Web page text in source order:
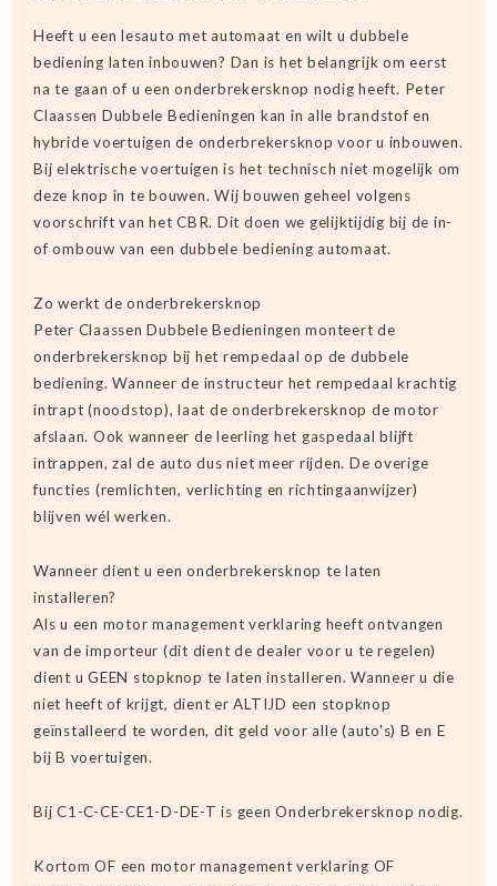
Heeft u een lesauto met automaat en wilt u dubbele
bediening laten inbouwen? Dan is het belangrijk om eerst
na te gaan of u een onderbrekersknop nodig heeft. Peter
Claassen Dubbele Bedieningen kan in alle brandstof en
hybride voertuigen de onderbrekersknop voor u inbouwen.
Bij elektrische voertuigen is het technisch niet mogelijk om
deze knop in te bouwen. Wij bouwen geheel volgens
voorschrift van het CBR. Dit doen we gelijktijdig bij de in-
of ombouw van een dubbele bediening automaat.
Zo werkt de onderbrekersknop
Peter Claassen Dubbele Bedieningen monteert de
onderbrekersknop bij het rempedaal op de dubbele
bediening. Wanneer de instructeur het rempedaal krachtig
intrapt (noodstop), laat de onderbrekersknop de motor
afslaan. Ook wanneer de leerling het gaspedaal blijft
intrappen, zal de auto dus niet meer rijden. De overige
functies (remlichten, verlichting en richtingaanwijzer)
blijven wél werken.
Wanneer dient u een onderbrekersknop te laten
installeren?
Als u een motor management verklaring heeft ontvangen
van de importeur (dit dient de dealer voor u te regelen)
dient u GEEN stopknop te laten installeren. Wanneer u die
niet heeft of krijgt, dient er ALTIJD een stopknop
geïnstalleerd te worden, dit geld voor alle (auto's) B en E
bij B voertuigen.
Bij C1-C-CE-CE1-D-DE-T is geen Onderbrekersknop nodig.
Kortom OF een motor management verklaring OF